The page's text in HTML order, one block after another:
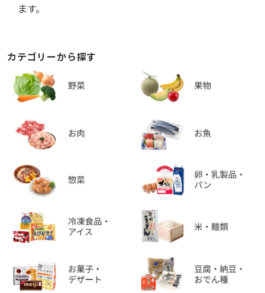
ます。
カテゴリーから探す